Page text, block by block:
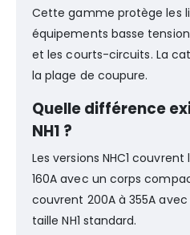
Cette gamme protège les
équipements basse
et les courts-circuits. La
la plage de coupure.
Quelle différence
NH1 ?
Les versions NHC1
160A avec un corps
couvrent 200A à 355A
taille NH1 standard.